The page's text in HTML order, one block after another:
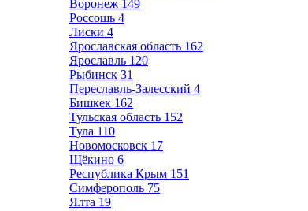
Воронеж 149
Россошь 4
Лиски 4
Ярославская область 162
Ярославль 120
Рыбинск 31
Переславль-Залесский 4
Бишкек 162
Тульская область 152
Тула 110
Новомосковск 17
Щёкино 6
Республика Крым 151
Симферополь 75
Ялта 19